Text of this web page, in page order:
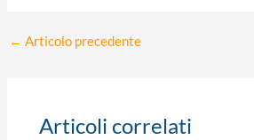
← Articolo precedente
Articoli correlati